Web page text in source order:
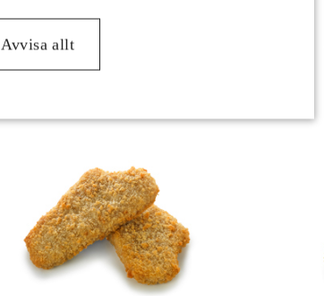
Skärgårdstorsk 90-100g,
MSC
Avvisa allt